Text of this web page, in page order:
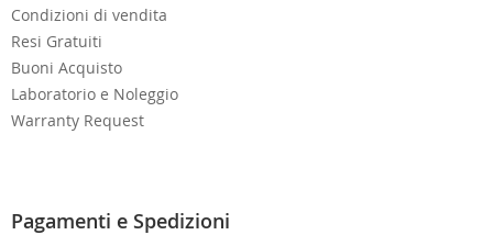
Condizioni di vendita
Resi Gratuiti
Buoni Acquisto
Laboratorio e Noleggio
Warranty Request
Pagamenti e Spedizioni